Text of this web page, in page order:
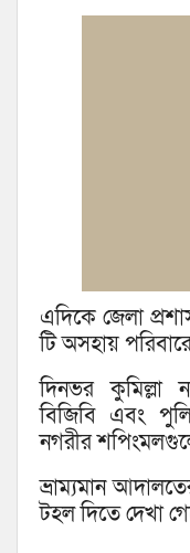
এদিকে জেলা
টি অসহায়
দিনভর কুমিল্লা
বিজিবি এবং
নগরীর
ভ্রাম্যমান
টহল দিতে দেখা